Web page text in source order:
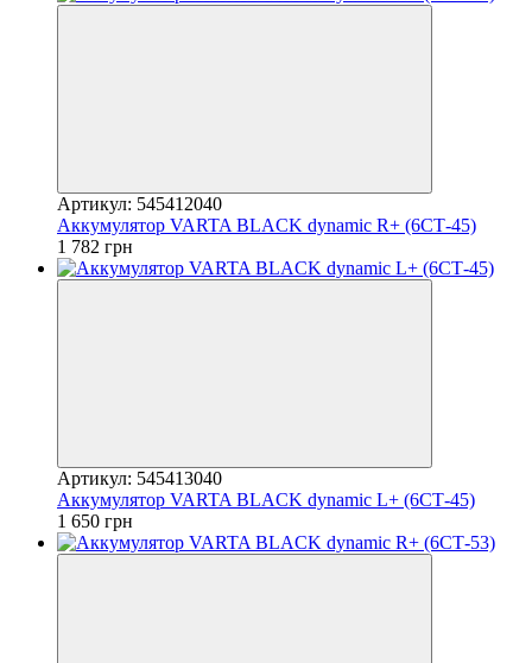
Артикул: 545412040
Аккумулятор VARTA BLACK dynamic R+ (6СТ-45)
1 782 грн
Артикул: 545413040
Аккумулятор VARTA BLACK dynamic L+ (6СТ-45)
1 650 грн